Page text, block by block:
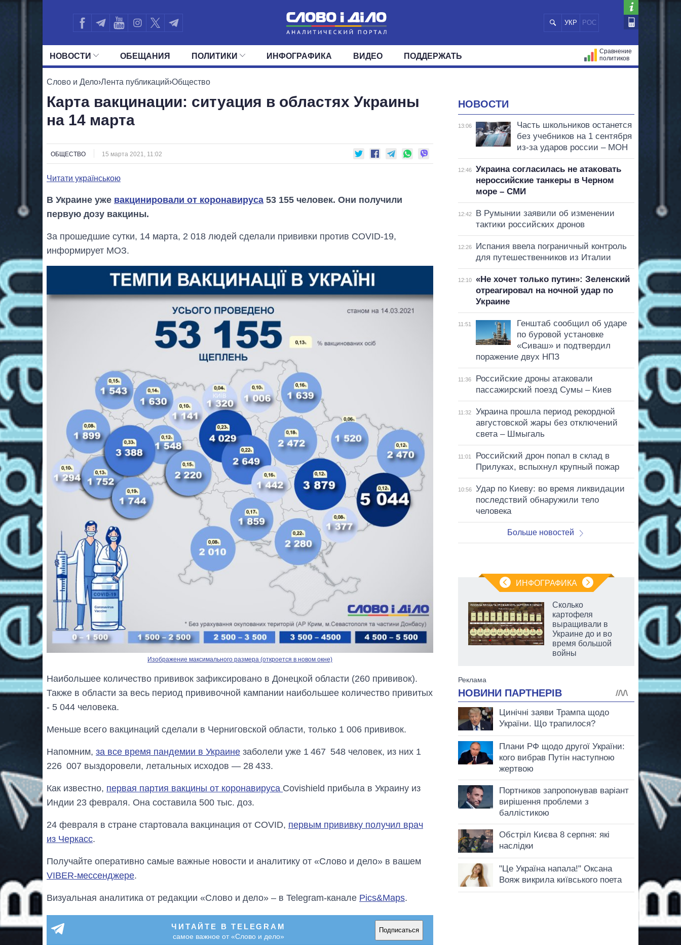
УКР РОС
НОВОСТИ
ПОЛИТИКА ЭКОНОМИКА ОБЩЕСТВО МИР
ОБЕЩАНИЯ ПОЛИТИКИ
ВСЕ ПОЛИТИКИ ПРЕЗИДЕНТ И ОФИС
ДЕПУТАТЫ КОМИТЕТЫ ФРАКЦИИ ОКРУГА
ИНФОГРАФИКА ВИДЕО ПОДДЕРЖАТЬ
Сравнение
политиков
Слово и Дело›Лента публикаций›Общество
Карта вакцинации: ситуация в областях Украины
на 14 марта
ОБЩЕСТВО 15 марта 2021, 11:02
Читати українською
В Украине уже вакцинировали от коронавируса 53 155 человек. Они получили
первую дозу вакцины.
За прошедшие сутки, 14 марта, 2 018 людей сделали прививки против COVID-19,
информирует МОЗ.
Изображение максимального размера (откроется в новом окне)
Наибольшее количество прививок зафиксировано в Донецкой области (260 прививок).
Также в области за весь период прививочной кампании наибольшее количество привитых
- 5 044 человека.
Меньше всего вакцинаций сделали в Черниговской области, только 1 006 прививок.
Напомним, за все время пандемии в Украине заболели уже 1 467 548 человек, из них 1
226 007 выздоровели, летальных исходов — 28 433.
Как известно, первая партия вакцины от коронавируса Covishield прибыла в Украину из
Индии 23 февраля. Она составила 500 тыс. доз.
24 февраля в стране стартовала вакцинация от COVID, первым прививку получил врач
из Черкасс.
Получайте оперативно самые важные новости и аналитику от «Слово и дело» в вашем
VIBER-мессенджере.
Визуальная аналитика от редакции «Слово и дело» – в Telegram-канале Pics&Maps.
ЧИТАЙТЕ В TELEGRAM
самое важное от «Слово и дело»
Подписаться
НОВОСТИ
13:06
Часть школьников останется
без учебников на 1 сентября
из-за ударов россии – МОН
12:46
Украина согласилась не атаковать
нероссийские танкеры в Черном
море – СМИ
12:42
В Румынии заявили об изменении
тактики российских дронов
12:26
Испания ввела пограничный контроль
для путешественников из Италии
12:10
«Не хочет только путин»: Зеленский
отреагировал на ночной удар по
Украине
11:51
Генштаб сообщил об ударе
по буровой установке
«Сиваш» и подтвердил
поражение двух НПЗ
11:36
Российские дроны атаковали
пассажирский поезд Сумы – Киев
11:32
Украина прошла период рекордной
августовской жары без отключений
света – Шмыгаль
11:01
Российский дрон попал в склад в
Прилуках, вспыхнул крупный пожар
10:56
Удар по Киеву: во время ликвидации
последствий обнаружили тело
человека
Больше новостей
ИНФОГРАФИКА
Дефицит памяти:
как вырос спрос
на чипы за
последние годы и
что прогнозируют
на 2027-й
Сколько
картофеля
выращивали в
Украине до и во
время большой
войны